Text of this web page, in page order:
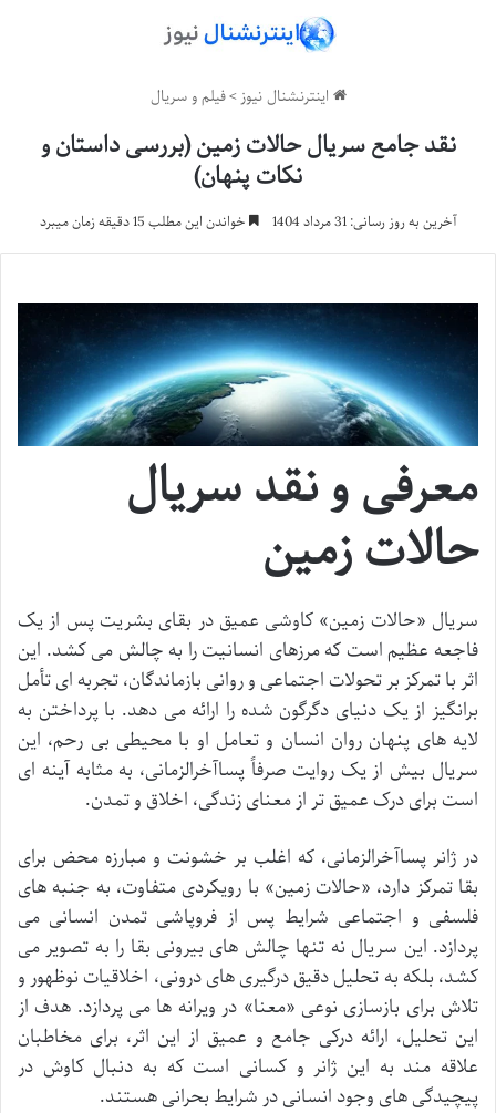
اینترنشنال نیوز>فیلم و سریال
نقد جامع سریال حالات زمین (بررسی داستان و
نکات پنهان)
آخرین به روز رسانی: 31 مرداد 1404 خواندن این مطلب 15 دقیقه زمان میبرد
معرفی و نقد سریال
حالات زمین
سریال «حالات زمین» کاوشی عمیق در بقای بشریت پس از یک
فاجعه عظیم است که مرزهای انسانیت را به چالش می کشد. این
اثر با تمرکز بر تحولات اجتماعی و روانی بازماندگان، تجربه ای تأمل
برانگیز از یک دنیای دگرگون شده را ارائه می دهد. با پرداختن به
لایه های پنهان روان انسان و تعامل او با محیطی بی رحم، این
سریال بیش از یک روایت صرفاً پساآخرالزمانی، به مثابه آینه ای
است برای درک عمیق تر از معنای زندگی، اخلاق و تمدن.
در ژانر پساآخرالزمانی، که اغلب بر خشونت و مبارزه محض برای
بقا تمرکز دارد، «حالات زمین» با رویکردی متفاوت، به جنبه های
فلسفی و اجتماعی شرایط پس از فروپاشی تمدن انسانی می
پردازد. این سریال نه تنها چالش های بیرونی بقا را به تصویر می
کشد، بلکه به تحلیل دقیق درگیری های درونی، اخلاقیات نوظهور و
تلاش برای بازسازی نوعی «معنا» در ویرانه ها می پردازد. هدف از
این تحلیل، ارائه درکی جامع و عمیق از این اثر، برای مخاطبان
علاقه مند به این ژانر و کسانی است که به دنبال کاوش در
پیچیدگی های وجود انسانی در شرایط بحرانی هستند.